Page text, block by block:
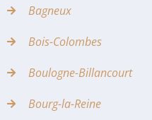
Bagneux
Bois-Colombes
Boulogne-Billancourt
Bourg-la-Reine